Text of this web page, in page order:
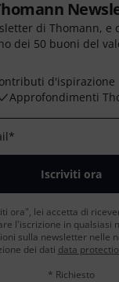
di Thomann, e
dei 50 buoni del
d'ispirazione
Approfondimenti
*
Iscriviti ora
ora", lei accetta di
l'iscrizione in qualsiasi
sulla newsletter nelle
dei dati data
* Richiesto